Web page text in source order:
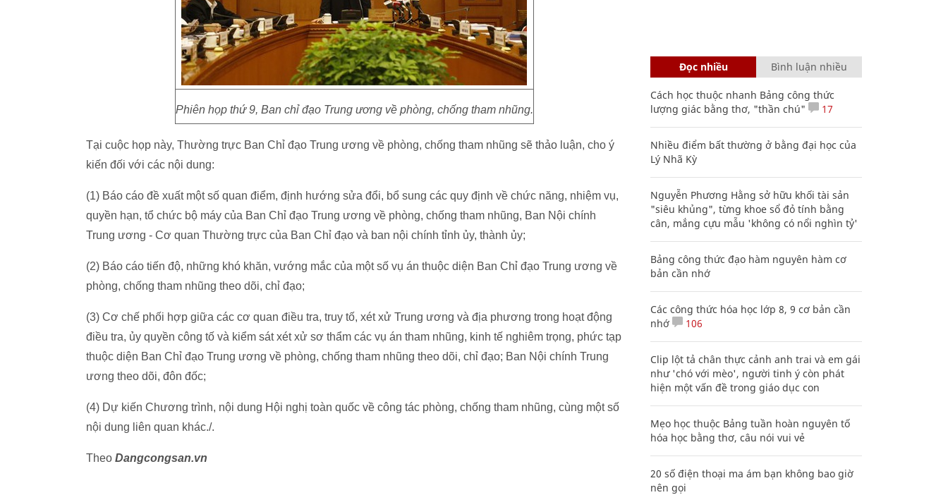
Phiên họp thứ 9, Ban chỉ đạo Trung ương về phòng, chống tham nhũng.
Tại cuộc họp này, Thường trực Ban Chỉ đạo Trung ương về phòng, chống tham nhũng sẽ thảo luận, cho ý
kiến đối với các nội dung:
(1) Báo cáo đề xuất một số quan điểm, định hướng sửa đổi, bổ sung các quy định về chức năng, nhiệm vụ,
quyền hạn, tổ chức bộ máy của Ban Chỉ đạo Trung ương về phòng, chống tham nhũng, Ban Nội chính
Trung ương - Cơ quan Thường trực của Ban Chỉ đạo và ban nội chính tỉnh ủy, thành ủy;
(2) Báo cáo tiến độ, những khó khăn, vướng mắc của một số vụ án thuộc diện Ban Chỉ đạo Trung ương về
phòng, chống tham nhũng theo dõi, chỉ đạo;
(3) Cơ chế phối hợp giữa các cơ quan điều tra, truy tố, xét xử Trung ương và địa phương trong hoạt động
điều tra, ủy quyền công tố và kiểm sát xét xử sơ thẩm các vụ án tham nhũng, kinh tế nghiêm trọng, phức tạp
thuộc diện Ban Chỉ đạo Trung ương về phòng, chống tham nhũng theo dõi, chỉ đạo; Ban Nội chính Trung
ương theo dõi, đôn đốc;
(4) Dự kiến Chương trình, nội dung Hội nghị toàn quốc về công tác phòng, chống tham nhũng, cùng một số
nội dung liên quan khác./.
Theo Dangcongsan.vn
Đọc nhiều Bình luận nhiều
Cách học thuộc nhanh Bảng công thức
lượng giác bằng thơ, "thần chú"
17
Nhiều điểm bất thường ở bằng đại học của
Lý Nhã Kỳ
Nguyễn Phương Hằng sở hữu khối tài sản
"siêu khủng", từng khoe sổ đỏ tính bằng
cân, mắng cựu mẫu 'không có nổi nghìn tỷ'
Bảng công thức đạo hàm nguyên hàm cơ
bản cần nhớ
Các công thức hóa học lớp 8, 9 cơ bản cần
nhớ
106
Clip lột tả chân thực cảnh anh trai và em gái
như 'chó với mèo', người tinh ý còn phát
hiện một vấn đề trong giáo dục con
Mẹo học thuộc Bảng tuần hoàn nguyên tố
hóa học bằng thơ, câu nói vui vẻ
20 số điện thoại ma ám bạn không bao giờ
nên gọi